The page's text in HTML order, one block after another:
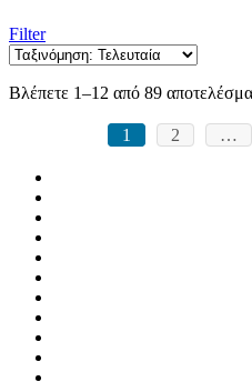
Filter
Βλέπετε 1–12 από 89
1 2 …